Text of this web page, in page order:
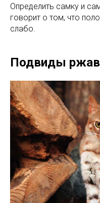
Определить самку и
говорит о том, что
слабо.
Подвиды